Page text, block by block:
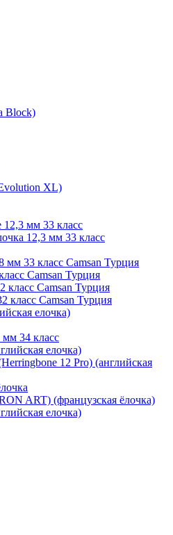
Block)
XL)
12,3 мм 33 класс
12,3 мм 33 класс
33 класс Camsan Турция
Camsan Турция
Camsan Турция
класс Camsan Турция
елочка)
34 класс
елочка)
12 Pro) (английская
ART) (французская ёлочка)
елочка)